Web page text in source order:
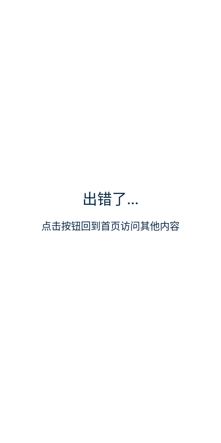
出错了...
点击按钮回到首页访问其他内容